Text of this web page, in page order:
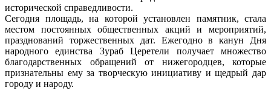
исторической справедливости.
Сегодня площадь, на которой установлен памятник, стала
местом постоянных общественных акций и мероприятий,
празднований торжественных дат. Ежегодно в канун Дня
народного единства Зураб Церетели получает множество
благодарственных обращений от нижегородцев, которые
признательны ему за творческую инициативу и щедрый дар
городу и народу.